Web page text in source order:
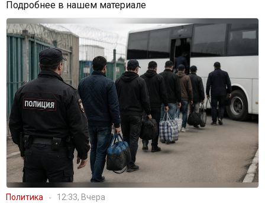
Подробнее в нашем материале
Политика 12:33, Вчера